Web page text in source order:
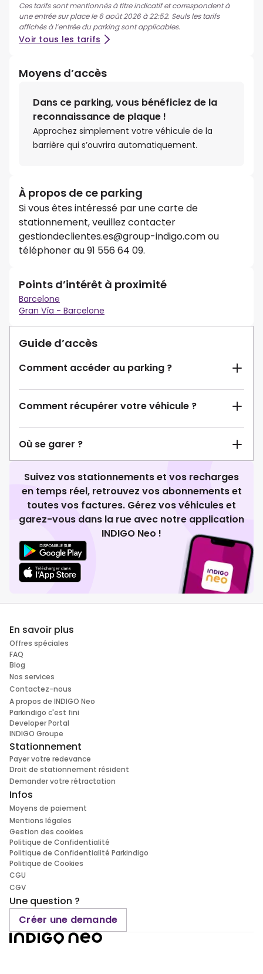
Ces tarifs sont mentionnés à titre indicatif et correspondent à
une entrée sur place le 6 août 2026 à 22:52. Seuls les tarifs
affichés à l’entrée du parking sont applicables.
Voir tous les tarifs
Moyens d’accès
Dans ce parking, vous bénéficiez de la
reconnaissance de plaque !
Approchez simplement votre véhicule de la
barrière qui s’ouvrira automatiquement.
À propos de ce parking
Si vous êtes intéressé par une carte de
stationnement, veuillez contacter
gestiondeclientes.es@group-indigo.com ou
téléphoner au 91 556 64 09.
Points d’intérêt à proximité
Barcelone
Gran Vía - Barcelone
Guide d’accès
Comment accéder au parking ?
Comment récupérer votre véhicule ?
Où se garer ?
Suivez vos stationnements et vos recharges
en temps réel, retrouvez vos abonnements et
toutes vos factures. Gérez vos véhicules et
garez-vous dans la rue avec notre application
INDIGO Neo !
En savoir plus
Offres spéciales
FAQ
Blog
Nos services
Contactez-nous
A propos de INDIGO Neo
Parkindigo c'est fini
Developer Portal
INDIGO Groupe
Stationnement
Payer votre redevance
Droit de stationnement résident
Demander votre rétractation
Infos
Moyens de paiement
Mentions légales
Gestion des cookies
Politique de Confidentialité
Politique de Confidentialité Parkindigo
Politique de Cookies
CGU
CGV
Une question ?
Créer une demande